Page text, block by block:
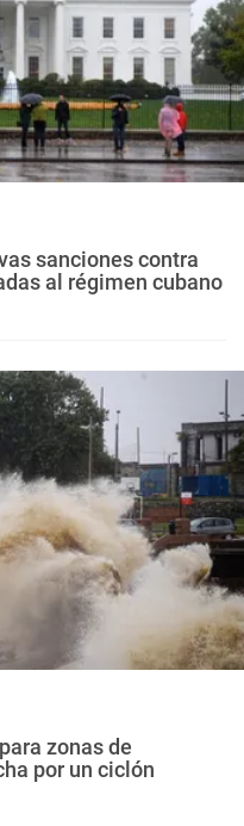
sanciones contra
al régimen cubano
zonas de
por un ciclón